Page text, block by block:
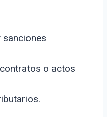
sanciones
o actos